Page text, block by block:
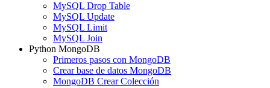
MySQL Drop Table
MySQL Update
MySQL Limit
MySQL Join
Python MongoDB
Primeros pasos con MongoDB
Crear base de datos MongoDB
MongoDB Crear Colección